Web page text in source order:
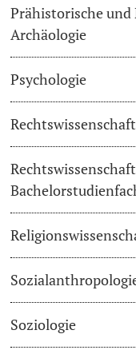
Prähistorische
Archäologie
Psychologie
Rechtswissenschaft
Soziologie